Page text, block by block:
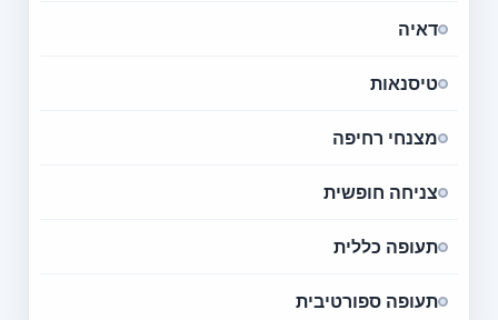
דאיה
טיסנאות
מצנחי רחיפה
צניחה חופשית
תעופה כללית
תעופה ספורטיבית